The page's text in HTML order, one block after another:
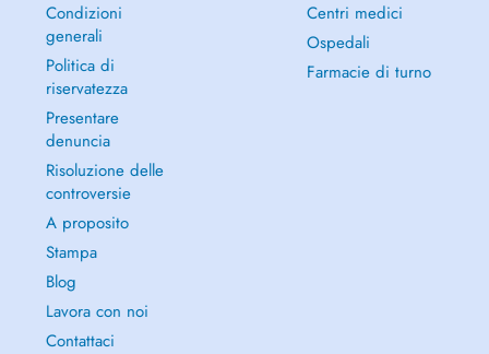
Condizioni
generali
Politica di
riservatezza
Presentare
denuncia
Risoluzione delle
controversie
A proposito
Stampa
Blog
Lavora con noi
Contattaci
Centri medici
Ospedali
Farmacie di turno